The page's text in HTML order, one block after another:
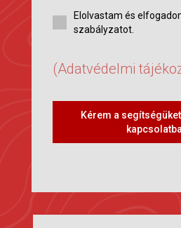
Elolvastam és
szabályzatot.
(Adatvédelmi
Kérem a